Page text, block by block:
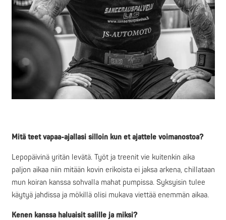
Mitä teet vapaa-ajallasi silloin kun et ajattele voimanostoa?
Lepopäivinä yritän levätä. Työt ja treenit vie kuitenkin aika
paljon aikaa niin mitään kovin erikoista ei jaksa arkena, chillataan
mun koiran kanssa sohvalla mahat pumpissa. Syksyisin tulee
käytyä jahdissa ja mökillä olisi mukava viettää enemmän aikaa.
Kenen kanssa haluaisit salille ja miksi?